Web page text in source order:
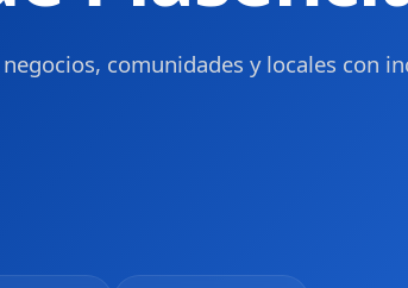
comunidades y locales con